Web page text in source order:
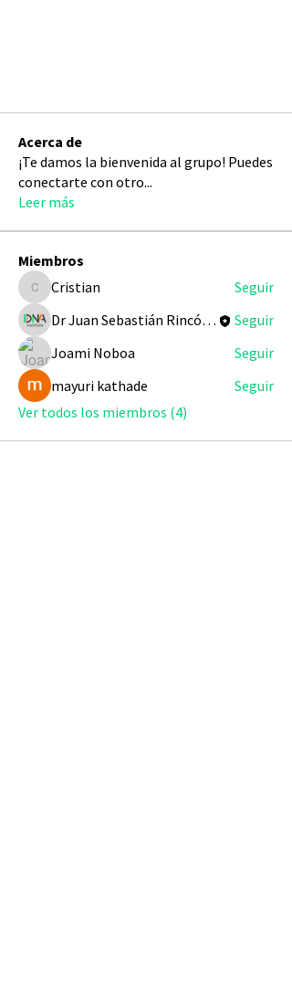
Acerca de
¡Te damos la bienvenida al grupo! Puedes
conectarte con otro...
Leer más
Miembros
CristianCristian
Seguir
Dr Juan Sebastián Rincón Redondo
Seguir
Joami Noboa
Seguir
mayuri kathade
Seguir
Ver todos los miembros (4)